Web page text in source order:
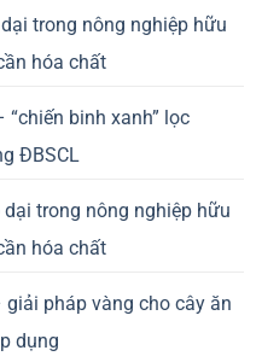
trong nông nghiệp hữu
hóa chất
“chiến binh xanh” lọc
ĐBSCL
dại trong nông nghiệp hữu
hóa chất
pháp vàng cho cây ăn
dụng